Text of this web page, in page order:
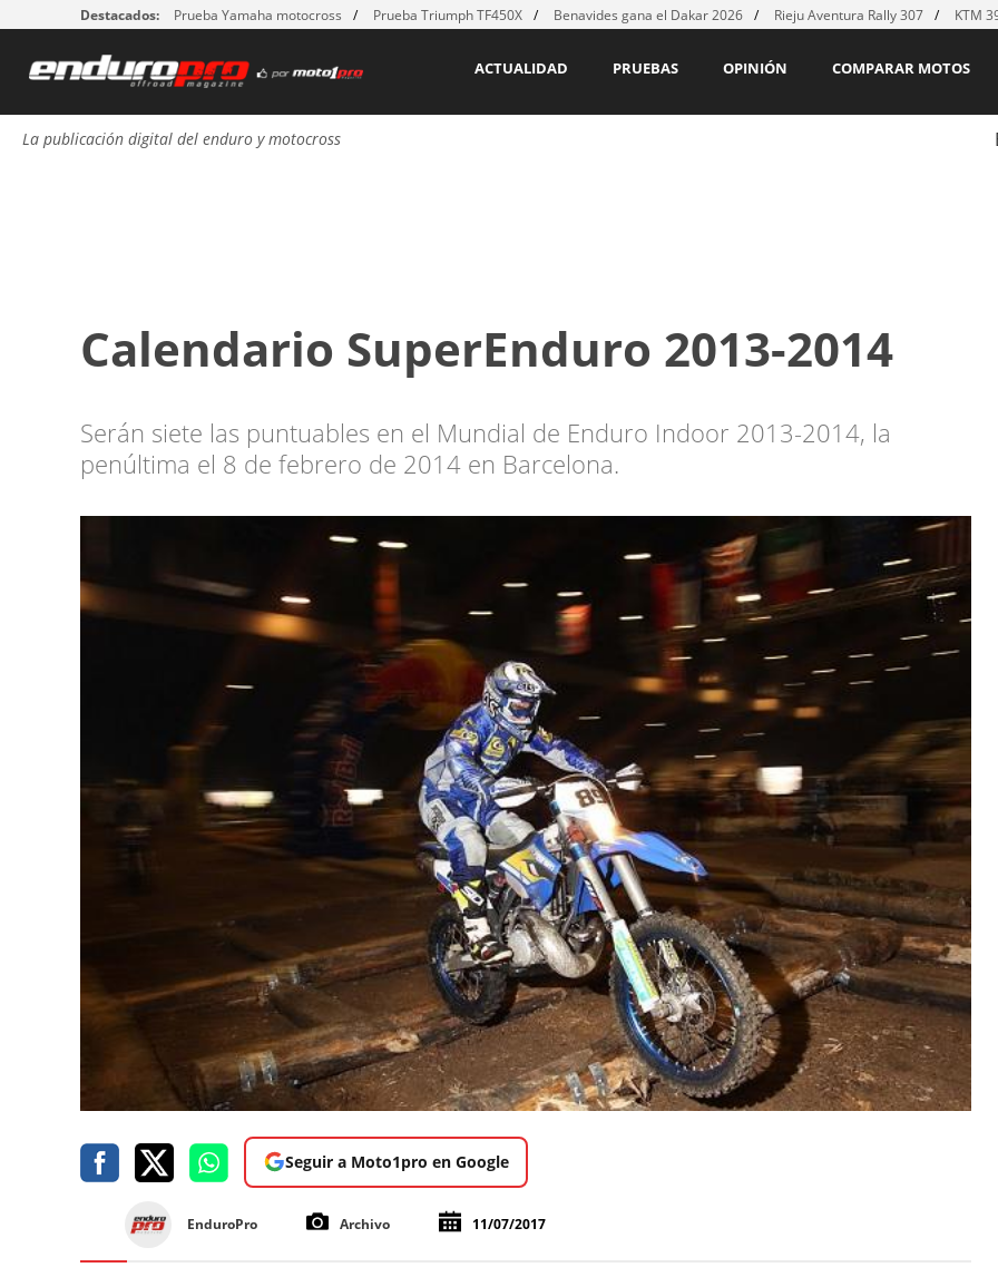
Destacados: Prueba Yamaha motocross Prueba Triumph TF450X Benavides gana el Dakar 2026 Rieju Aventura Rally 307 KTM
COMPARAR MOTOS
OPINIÓN
PRUEBAS
ACTUALIDAD
La publicación digital del enduro y motocross
Calendario SuperEnduro 2013-2014
Serán siete las puntuables en el Mundial de Enduro Indoor 2013-2014, la
penúltima el 8 de febrero de 2014 en Barcelona.
Seguir a Moto1pro en Google
EnduroPro Archivo 11/07/2017